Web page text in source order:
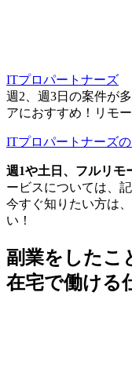
ITプロパートナーズ
週2、週3日の案件が
アにおすすめ！リモ
ITプロパートナーズの
週1や土日、フルリモ
ービスについては、
今すぐ知りたい方は、
い！
副業をしたこ
在宅で働ける